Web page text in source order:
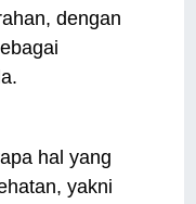
dengan
hal yang
yakni